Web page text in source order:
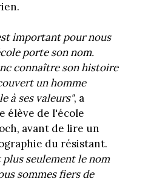
important pour nous
porte son nom.
connaître son histoire
un homme
à ses valeurs", a
élève de l'école
avant de lire un
du résistant.
seulement le nom
sommes fiers de